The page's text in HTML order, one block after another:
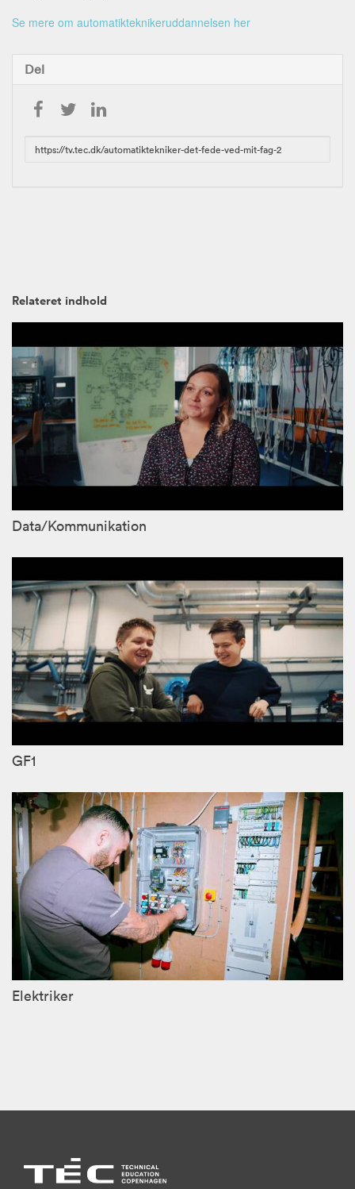
Se mere om automatikteknikeruddannelsen her
Del
URL
Relateret indhold
Data/Kommunikation
GF1
Elektriker